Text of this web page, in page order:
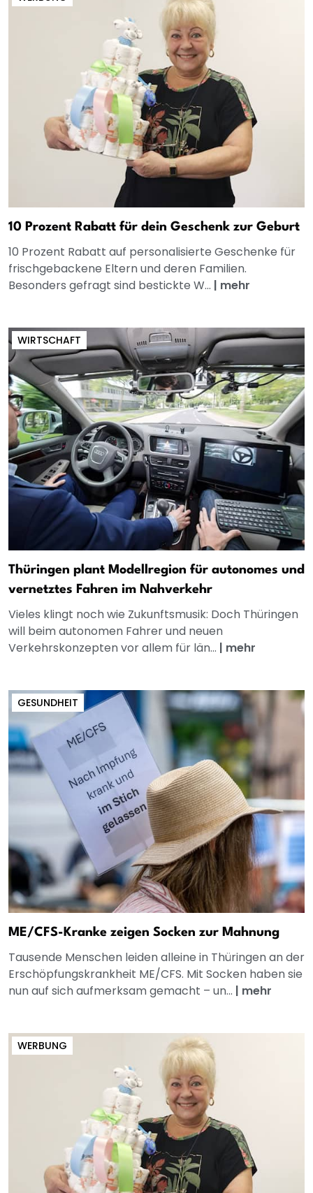
10 Prozent Rabatt für dein Geschenk zur Geburt
10 Prozent Rabatt auf personalisierte Geschenke für
frischgebackene Eltern und deren Familien.
Besonders gefragt sind bestickte W... | mehr
WIRTSCHAFT
Thüringen plant Modellregion für autonomes und
vernetztes Fahren im Nahverkehr
Vieles klingt noch wie Zukunftsmusik: Doch Thüringen
will beim autonomen Fahrer und neuen
Verkehrskonzepten vor allem für län... | mehr
GESUNDHEIT
ME/CFS-Kranke zeigen Socken zur Mahnung
Tausende Menschen leiden alleine in Thüringen an der
Erschöpfungskrankheit ME/CFS. Mit Socken haben sie
nun auf sich aufmerksam gemacht – un... | mehr
WERBUNG